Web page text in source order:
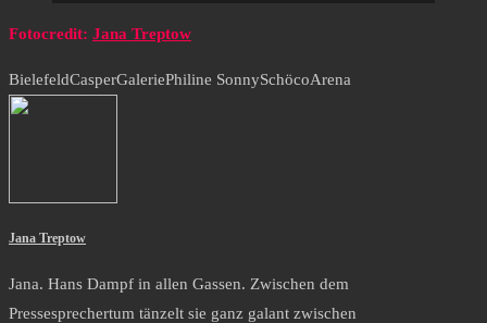
Fotocredit: Jana Treptow
BielefeldCasperGaleriePhiline SonnySchöcoArena
Jana Treptow
Jana. Hans Dampf in allen Gassen. Zwischen dem
Pressesprechertum tänzelt sie ganz galant zwischen